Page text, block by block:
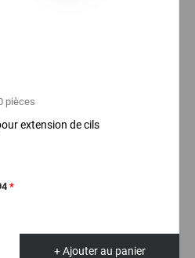
pièces
extension de cils
*
+ Ajouter au panier